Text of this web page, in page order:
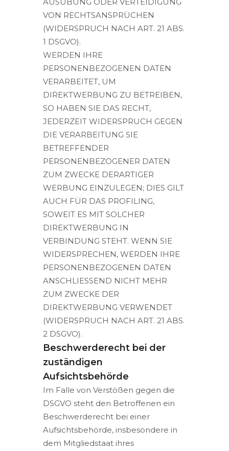
VON RECHTSANSPRÜCHEN
(WIDERSPRUCH NACH ART. 21 ABS.
1 DSGVO).
WERDEN IHRE
PERSONENBEZOGENEN DATEN
VERARBEITET, UM
DIREKTWERBUNG ZU BETREIBEN,
SO HABEN SIE DAS RECHT,
JEDERZEIT WIDERSPRUCH GEGEN
DIE VERARBEITUNG SIE
BETREFFENDER
PERSONENBEZOGENER DATEN
ZUM ZWECKE DERARTIGER
WERBUNG EINZULEGEN; DIES GILT
AUCH FÜR DAS PROFILING,
SOWEIT ES MIT SOLCHER
DIREKTWERBUNG IN
VERBINDUNG STEHT. WENN SIE
WIDERSPRECHEN, WERDEN IHRE
PERSONENBEZOGENEN DATEN
ANSCHLIESSEND NICHT MEHR
ZUM ZWECKE DER
DIREKTWERBUNG VERWENDET
(WIDERSPRUCH NACH ART. 21 ABS.
2 DSGVO).
Beschwerderecht bei der
zuständigen
Aufsichtsbehörde
Im Falle von Verstößen gegen die
DSGVO steht den Betroffenen ein
Beschwerderecht bei einer
Aufsichtsbehörde, insbesondere in
dem Mitgliedstaat ihres